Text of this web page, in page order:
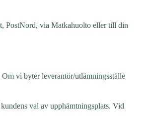
PostNord, via Matkahuolto eller till din
vi ​​byter leverantör/utlämningsställe
val av upphämtningsplats. Vid